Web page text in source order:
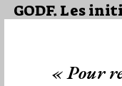
GODF. Les
affiliations
« Pour